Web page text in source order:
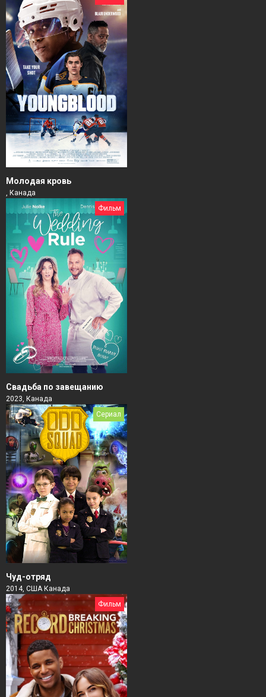
Молодая кровь
, Канада
Фильм
Свадьба по завещанию
2023, Канада
Сериал
Чуд-отряд
2014, США Канада
Фильм